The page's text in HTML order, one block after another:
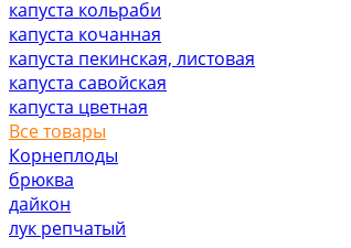
капуста кольраби
капуста кочанная
капуста пекинская, листовая
капуста савойская
капуста цветная
Все товары
Корнеплоды
брюква
дайкон
лук репчатый